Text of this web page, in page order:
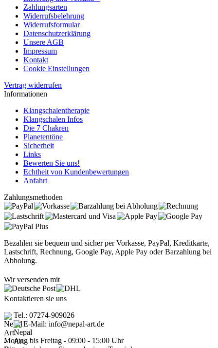
Zahlungsarten
Widerrufsbelehrung
Widerrufsformular
Datenschutzerklärung
Unsere AGB
Impressum
Kontakt
Cookie Einstellungen
Vertrag widerrufen
Informationen
Klangschalentherapie
Klangschalen Infos
Die 7 Chakren
Planetentöne
Sicherheit
Links
Bewerten Sie uns!
Echtheit von Kundenbewertungen
Anfahrt
Zahlungsmethoden
Bezahlen sie bequem und sicher per Vorkasse, PayPal, Kreditkarte,
Lastschrift, Rechnung, Google Pay, Apple Pay oder Barzahlung bei
Abholung.
Wir versenden mit
Kontaktieren sie uns
Tel.: 07274-909026
E-Mail: info@nepal-art.de
Montag bis Freitag - 09:00 - 15:00 Uhr